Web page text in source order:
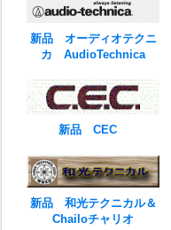
新品 オーディオテクニ
カ AudioTechnica
新品 CEC
新品 和光テクニカル＆
Chailoチャリオ